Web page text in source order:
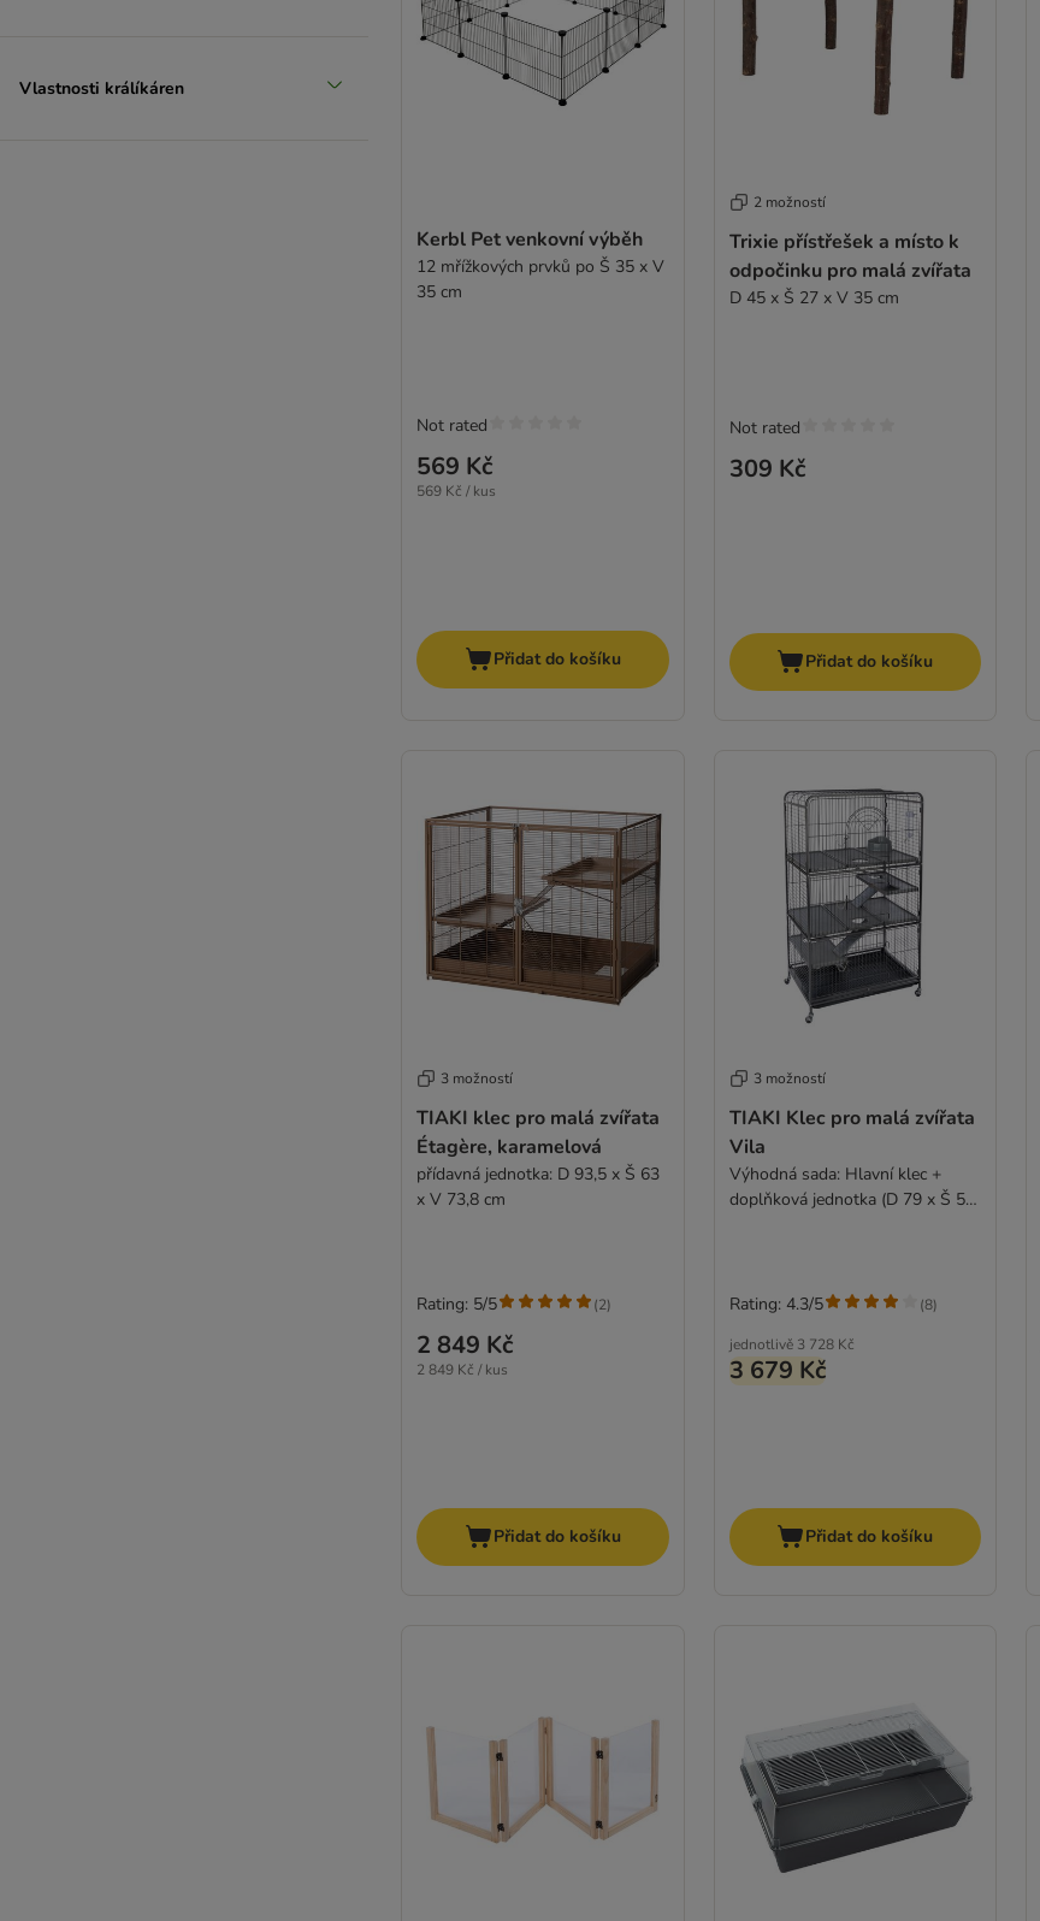
Vlastnosti králíkáren
Kerbl Pet venkovní výběh
12 mřížkových prvků po Š 35 x V
35 cm
569 Kč
569 Kč / kus
Not rated
Přidat do košíku
2 možností
Trixie přístřešek a místo k
odpočinku pro malá zvířata
D 45 x Š 27 x V 35 cm
309 Kč
Not rated
Přidat do košíku
3 možností
TIAKI klec pro malá zvířata
Étagère, karamelová
přídavná jednotka: D 93,5 x Š 63
x V 73,8 cm
2 849 Kč
2 849 Kč / kus
Rating: 5/5 (2)
Přidat do košíku
3 možností
TIAKI Klec pro malá zvířata
Vila
Výhodná sada: Hlavní klec +
doplňková jednotka (D 79 x Š 52
jednotlivě 3 728 Kč
3 679 Kč
Rating: 4.3/5 (8)
Přidat do košíku